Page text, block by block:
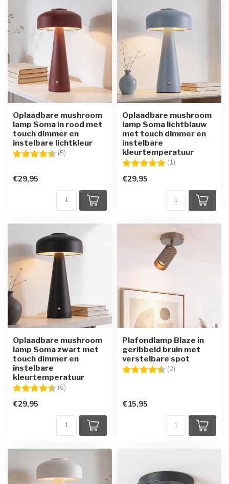
Oplaadbare mushroom
lamp Soma in rood met
touch dimmer en
instelbare lichtkleur
Beoordeling: (5)
€29,95
Oplaadbare mushroom
lamp Soma lichtblauw
met touch dimmer en
instelbare
kleurtemperatuur
Beoordeling: (1)
€29,95
Oplaadbare mushroom
lamp Soma zwart met
touch dimmer en
instelbare
kleurtemperatuur
Beoordeling: (6)
€29,95
Plafondlamp Blaze in
geribbeld bruin met
verstelbare spot
Beoordeling: (2)
€15,95